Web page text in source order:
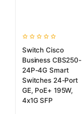
Switch Cisco
Business CBS250-
24P-4G Smart
Switches 24-Port
GE, PoE+ 195W,
4x1G SFP